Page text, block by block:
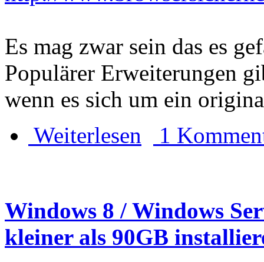
Es mag zwar sein das es
Populärer Erweiterungen
wenn es sich um ein
Weiterlesen
1
Windows 8 / Windows
kleiner als 90GB